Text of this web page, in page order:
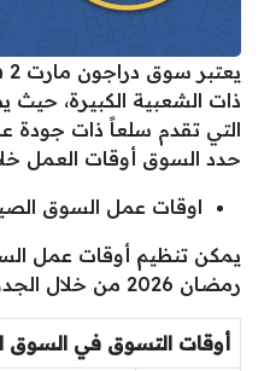
ذات الشعبية الكبيرة، حيث
التي تقدم سلعاً ذات جودة
حدد السوق أوقات العمل
اوقات عمل السوق
يمكن تنظيم أوقات عمل
رمضان 2026 من خلال الجدول الآتي:
أوقات التسوق في السوق